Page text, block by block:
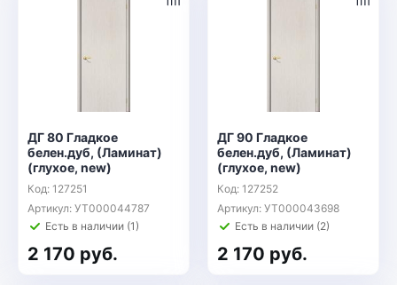
ДГ 80 Гладкое
белен.дуб, (Ламинат)
(глухое, new)
Код: 127251
Артикул: УТ000044787
Есть в наличии (1)
2 170 руб.
ДГ 90 Гладкое
белен.дуб, (Ламинат)
(глухое, new)
Код: 127252
Артикул: УТ000043698
Есть в наличии (2)
2 170 руб.